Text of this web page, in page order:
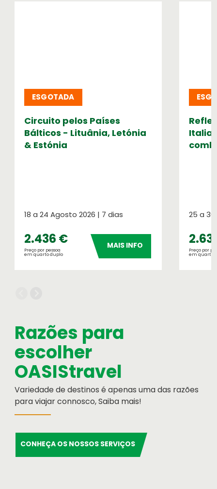
Verifique a apólice que se aplica à sua
viagem
Cartão de Crédito
Formulário de pagamento por cartão de
crédito
Informação Institucional
Serviços OASIS
Razões para escolher OASIS
ESGOTADA
Circuito pelos Países
Bálticos - Lituânia, Letónia
& Estónia
18 a 24 Agosto 2026 | 7 dias
2.436 €
Preço por pessoa
em quarto duplo
MAIS INFO
25 a
Preço por
em quarto
Razões para
escolher
OASIStravel
Variedade de destinos é apenas uma das razões
para viajar connosco, Saiba mais!
CONHEÇA OS NOSSOS SERVIÇOS